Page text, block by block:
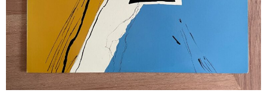
GG RECORD （当店のレーベル）
全商品
JAZZ-US
BLUE NOTE